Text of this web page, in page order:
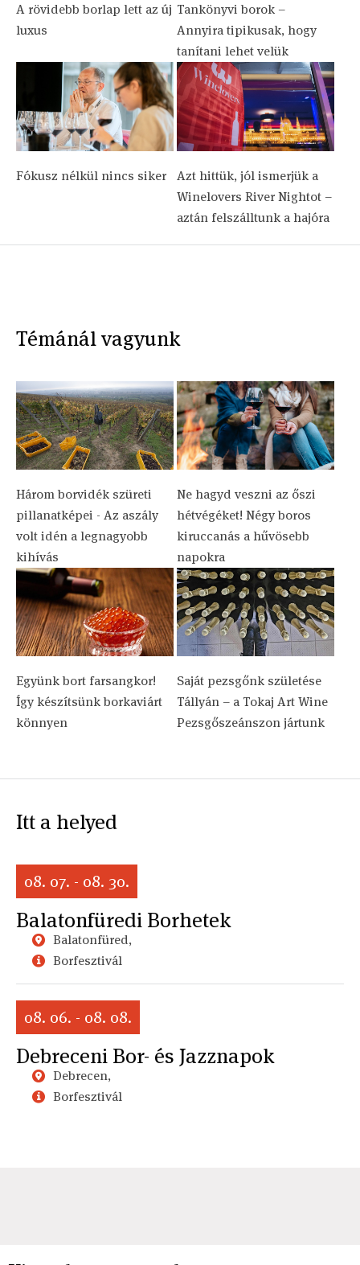
A rövidebb borlap lett az új
luxus
Tankönyvi borok –
Annyira tipikusak, hogy
tanítani lehet velük
Fókusz nélkül nincs siker
Azt hittük, jól ismerjük a
Winelovers River Nightot –
aztán felszálltunk a hajóra
Témánál vagyunk
Három borvidék szüreti
pillanatképei - Az aszály
volt idén a legnagyobb
kihívás
Ne hagyd veszni az őszi
hétvégéket! Négy boros
kiruccanás a hűvösebb
napokra
Együnk bort farsangkor!
Így készítsünk borkaviárt
könnyen
Saját pezsgőnk születése
Tállyán – a Tokaj Art Wine
Pezsgőszeánszon jártunk
Itt a helyed
08. 07. - 08. 30.
Balatonfüredi Borhetek
Balatonfüred,
Borfesztivál
08. 06. - 08. 08.
Debreceni Bor- és Jazznapok
Debrecen,
Borfesztivál